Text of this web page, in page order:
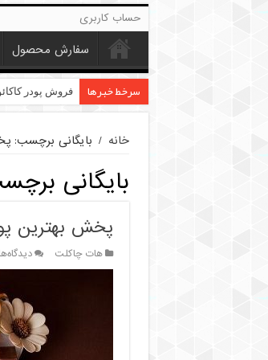
حساب کاربری
سفارش محصول
سرخط خبرها فروش پودر
قیمت پودر
خانه / بایگانی برچسب:
بایگانی
پخش بهترین
هات چاکلت